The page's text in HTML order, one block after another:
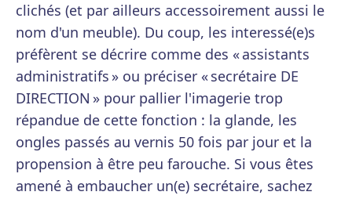
clichés (et par ailleurs accessoirement aussi le
nom d'un meuble). Du coup, les interessé(e)s
préfèrent se décrire comme des « assistants
administratifs » ou préciser « secrétaire DE
DIRECTION » pour pallier l'imagerie trop
répandue de cette fonction : la glande, les
ongles passés au vernis 50 fois par jour et la
propension à être peu farouche. Si vous êtes
amené à embaucher un(e) secrétaire, sachez